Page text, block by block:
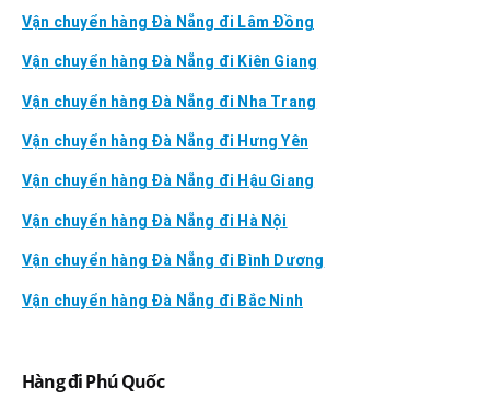
Vận chuyển hàng Đà Nẵng đi Lâm Đồng
Vận chuyển hàng Đà Nẵng đi Kiên Giang
Vận chuyển hàng Đà Nẵng đi Nha Trang
Vận chuyển hàng Đà Nẵng đi Hưng Yên
Vận chuyển hàng Đà Nẵng đi Hậu Giang
Vận chuyển hàng Đà Nẵng đi Hà Nội
Vận chuyển hàng Đà Nẵng đi Bình Dương
Vận chuyển hàng Đà Nẵng đi Bắc Ninh
Hàng đi Phú Quốc